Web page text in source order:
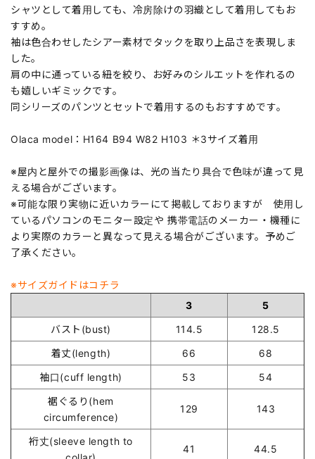
シャツとして着用しても、冷房除けの羽織として着用してもお
すすめ。
袖は色合わせしたシアー素材でタックを取り上品さを表現しま
した。
肩の中に通っている紐を絞り、お好みのシルエットを作れるの
も嬉しいギミックです。
同シリーズのパンツとセットで着用するのもおすすめです。
Olaca model：H164 B94 W82 H103 ＊3サイズ着用
※屋内と屋外での撮影画像は、光の当たり具合で色味が違って見
える場合がございます。
※可能な限り実物に近いカラーにて掲載しておりますが 使用し
ているパソコンのモニター設定や 携帯電話のメーカー・機種に
より実際のカラーと異なって見える場合がございます。予めご
了承ください。
※サイズガイドはコチラ
3
5
バスト(bust)
114.5
128.5
着丈(length)
66
68
袖口(cuff length)
53
54
裾ぐるり(hem
circumference)
129 143
裄丈(sleeve length to
41 44.5